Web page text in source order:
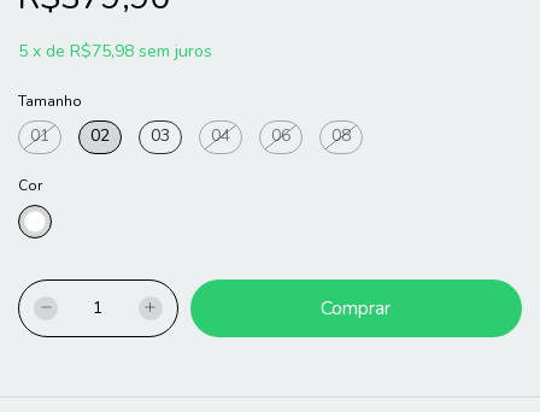
5 x de R$75,98 sem juros
Tamanho
01 02 03 04 06 08
Cor